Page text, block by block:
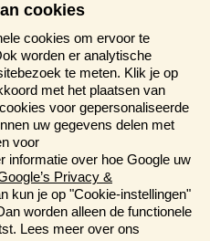
cookies
cookies om ervoor te
worden er analytische
te meten. Klik je op
met het plaatsen van
voor gepersonaliseerde
uw gegevens delen met
voor
informatie over hoe Google uw
Privacy &
kun je op "Cookie-instellingen"
worden alleen de functionele
Lees meer over ons